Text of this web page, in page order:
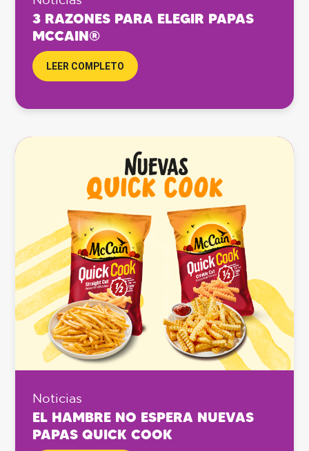
3 RAZONES PARA ELEGIR PAPAS
MCCAIN®
LEER COMPLETO
Noticias
EL HAMBRE NO ESPERA NUEVAS
PAPAS QUICK COOK